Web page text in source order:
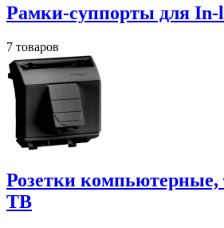
Рамки-суппорты для In-
7 товаров
Розетки
ТВ